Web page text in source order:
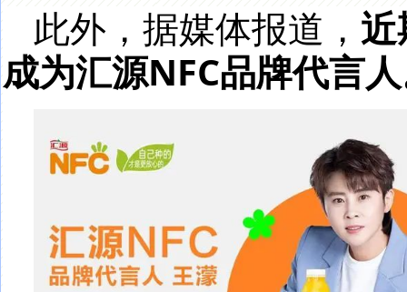
此外，据媒体报道， 近
成为汇源NFC品牌代言